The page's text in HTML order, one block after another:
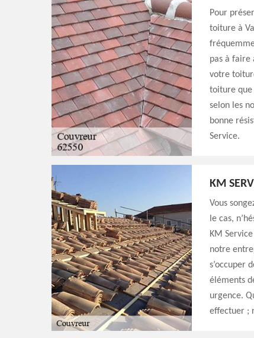
Pour
toiture à
pas à faire
votre
toiture que
selon les
bonne
Service.
KM
Vous
le cas,
KM
notre
s’occuper
éléments
urgence.
effectuer ;